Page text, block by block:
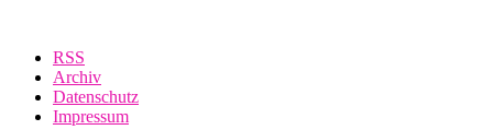
RSS
Archiv
Datenschutz
Impressum